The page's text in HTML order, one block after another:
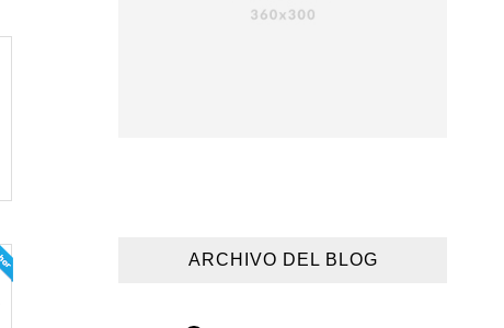
ARCHIVO DEL BLOG